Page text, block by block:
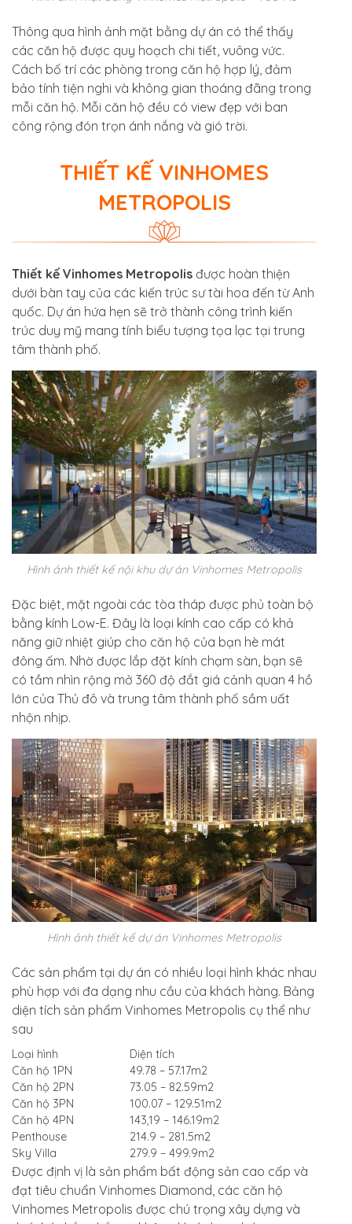
Thông qua hình ảnh mặt bằng dự án có thể thấy
các căn hộ được quy hoạch chi tiết, vuông vức.
Cách bố trí các phòng trong căn hộ hợp lý, đảm
bảo tính tiện nghi và không gian thoáng đãng trong
mỗi căn hộ. Mỗi căn hộ đều có view đẹp với ban
công rộng đón trọn ánh nắng và gió trời.
THIẾT KẾ VINHOMES
METROPOLIS
Thiết kế Vinhomes Metropolis được hoàn thiện
dưới bàn tay của các kiến trúc sư tài hoa đến từ Anh
quốc. Dự án hứa hẹn sẽ trở thành công trình kiến
trúc duy mỹ mang tính biểu tượng tọa lạc tại trung
tâm thành phố.
Hình ảnh thiết kế nội khu dự án Vinhomes Metropolis
Đặc biệt, mặt ngoài các tòa tháp được phủ toàn bộ
bằng kính Low-E. Đây là loại kính cao cấp có khả
năng giữ nhiệt giúp cho căn hộ của bạn hè mát
đông ấm. Nhờ được lắp đặt kính chạm sàn, bạn sẽ
có tầm nhìn rộng mở 360 độ đắt giá cảnh quan 4 hồ
lớn của Thủ đô và trung tâm thành phố sầm uất
nhộn nhịp.
Hình ảnh thiết kế dự án Vinhomes Metropolis
Các sản phẩm tại dự án có nhiều loại hình khác nhau
phù hợp với đa dạng nhu cầu của khách hàng. Bảng
diện tích sản phẩm Vinhomes Metropolis cụ thể như
sau
Loại hình
Diện tích
Căn hộ 1PN
49.78 – 57.17m2
Căn hộ 2PN
73.05 – 82.59m2
Căn hộ 3PN
100.07 – 129.51m2
Căn hộ 4PN
143,19 – 146.19m2
Penthouse
214.9 – 281.5m2
Sky Villa
279.9 – 499.9m2
Được định vị là sản phẩm bất động sản cao cấp và
đạt tiêu chuẩn Vinhomes Diamond, các căn hộ
Vinhomes Metropolis được chú trọng xây dựng và